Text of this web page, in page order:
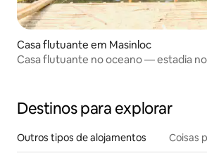
Casa flutuante em Masinloc
Casa flutuante no oceano — estadia
Destinos para explorar
Outros tipos de alojamentos Coisas